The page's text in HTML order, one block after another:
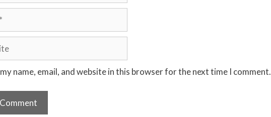
name, email, and website in this browser for the next time I comment.